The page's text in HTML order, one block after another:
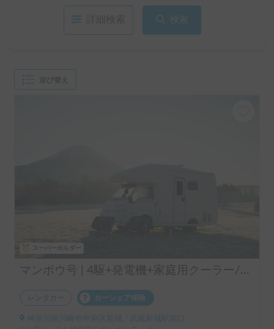
検索
マンボウ号 | 4駆+発電機+家庭用クーラー/レンタル事業者の為、万が一の自損事故の車両保険ついてます
レンタカー カーシェア保険
神奈川県川崎市中原区新城, ' 武蔵新城駅南口